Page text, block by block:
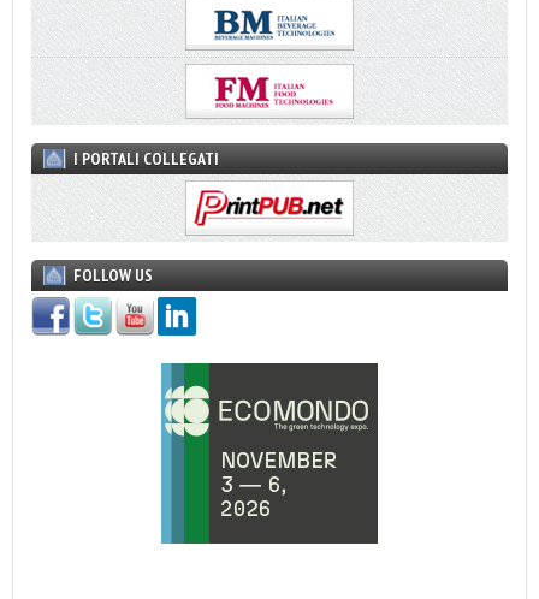
I PORTALI COLLEGATI
FOLLOW US